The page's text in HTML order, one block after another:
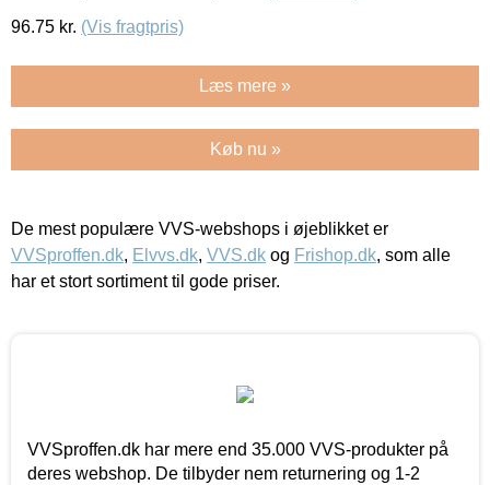
96.75 kr. (Vis fragtpris)
Læs mere »
Køb nu »
De mest populære VVS-webshops i øjeblikket er
VVSproffen.dk, Elvvs.dk, VVS.dk og Frishop.dk, som alle
har et stort sortiment til gode priser.
VVSproffen.dk har mere end 35.000 VVS-produkter på
deres webshop. De tilbyder nem returnering og 1-2